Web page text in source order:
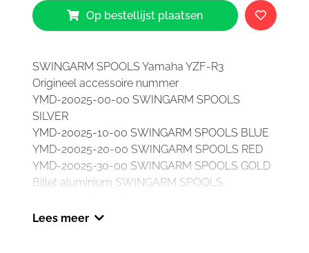
R3
Op bestellijst plaatsen
SWINGARM SPOOLS Yamaha YZF-R3
Origineel accessoire nummer
YMD-20025-00-00 SWINGARM SPOOLS
SILVER
YMD-20025-10-00 SWINGARM SPOOLS BLUE
YMD-20025-20-00 SWINGARM SPOOLS RED
YMD-20025-30-00 SWINGARM SPOOLS GOLD
Billet aluminium SWINGARM SPOOLS .
• Discrete looks with modern billet-styling
Lees meer